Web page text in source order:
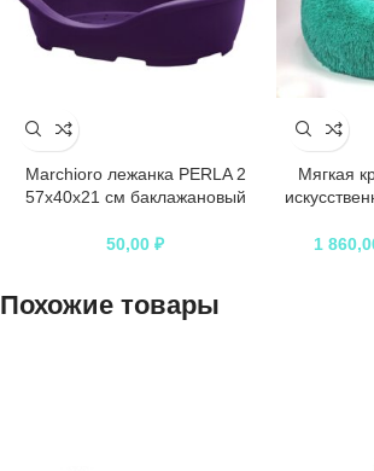
Marchioro лежанка PERLA 2
57х40х21 см баклажановый
50,00 ₽
Мягкая
1
Похожие товары